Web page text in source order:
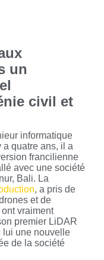
un
civil et
informatique
quatre ans, il a
francilienne
avec une société
Bali. La
, a pris de
et de
vraiment
premier LiDAR
lui une nouvelle
de la société